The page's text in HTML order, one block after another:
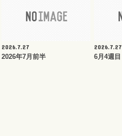
2026.7.27
2026年7月前半
2026.7.27
6月4週目